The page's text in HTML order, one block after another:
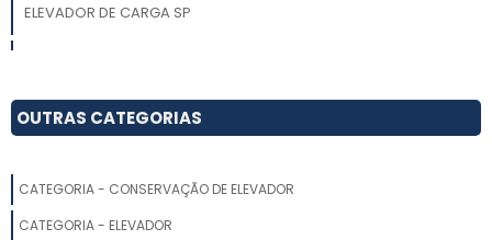
ELEVADOR DE CARGA SP
LOCAÇÃO DE ELEVADOR DE CARGA PARA OBRA
OUTRAS CATEGORIAS
CATEGORIA - CONSERVAÇÃO DE ELEVADOR
CATEGORIA - ELEVADOR